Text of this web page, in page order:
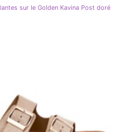
sur le Golden Kavina Post doré